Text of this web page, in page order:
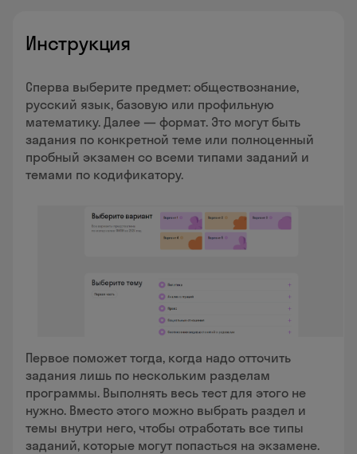
Инструкция
Сперва выберите предмет: обществознание,
русский язык, базовую или профильную
математику. Далее — формат. Это могут быть
задания по конкретной теме или полноценный
пробный экзамен со всеми типами заданий и
темами по кодификатору.
Первое поможет тогда, когда надо отточить
задания лишь по нескольким разделам
программы. Выполнять весь тест для этого не
нужно. Вместо этого можно выбрать раздел и
темы внутри него, чтобы отработать все типы
заданий, которые могут попасться на экзамене.